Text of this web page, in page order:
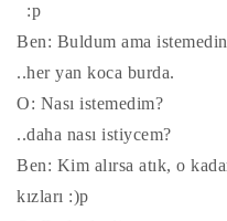
:p
Ben: Buldum ama
..her yan koca burda.
O: Nası istemedim?
..daha nası istiycem?
Ben: Kim alırsa atık, o
kızları :)p